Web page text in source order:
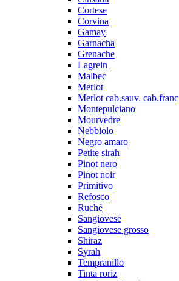
Cortese
Corvina
Gamay
Garnacha
Grenache
Lagrein
Malbec
Merlot
Merlot cab.sauv. cab.franc
Montepulciano
Mourvedre
Nebbiolo
Negro amaro
Petite sirah
Pinot nero
Pinot noir
Primitivo
Refosco
Ruché
Sangiovese
Sangiovese grosso
Shiraz
Syrah
Tempranillo
Tinta roriz